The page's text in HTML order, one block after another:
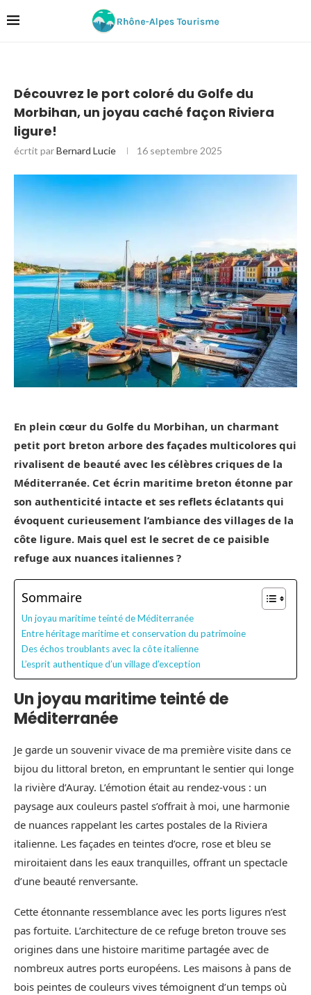
Découvrez le port coloré du Golfe du
Morbihan, un joyau caché façon Riviera
ligure!
écrtit parBernard Lucie 16 septembre 2025
En plein cœur du Golfe du Morbihan, un charmant
petit port breton arbore des façades multicolores qui
rivalisent de beauté avec les célèbres criques de la
Méditerranée. Cet écrin maritime breton étonne par
son authenticité intacte et ses reflets éclatants qui
évoquent curieusement l’ambiance des villages de la
côte ligure. Mais quel est le secret de ce paisible
refuge aux nuances italiennes ?
Sommaire
Un joyau maritime teinté de Méditerranée
Entre héritage maritime et conservation du patrimoine
Des échos troublants avec la côte italienne
L’esprit authentique d’un village d’exception
Un joyau maritime teinté de
Méditerranée
Je garde un souvenir vivace de ma première visite dans ce
bijou du littoral breton, en empruntant le sentier qui longe
la rivière d’Auray. L’émotion était au rendez-vous : un
paysage aux couleurs pastel s’offrait à moi, une harmonie
de nuances rappelant les cartes postales de la Riviera
italienne. Les façades en teintes d’ocre, rose et bleu se
miroitaient dans les eaux tranquilles, offrant un spectacle
d’une beauté renversante.
Cette étonnante ressemblance avec les ports ligures n’est
pas fortuite. L’architecture de ce refuge breton trouve ses
origines dans une histoire maritime partagée avec de
nombreux autres ports européens. Les maisons à pans de
bois peintes de couleurs vives témoignent d’un temps où